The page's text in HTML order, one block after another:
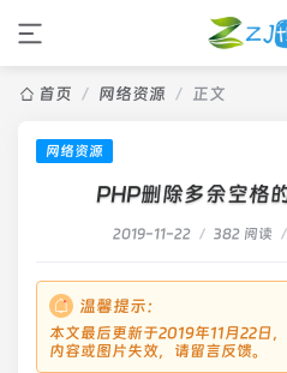
首页 / 网络资源 / 正文
网络资源
PHP删除多余空格
2019-11-22 / 382 阅读 /
温馨提示：
本文最后更新于2019年11月22日
内容或图片失效，请留言反馈。